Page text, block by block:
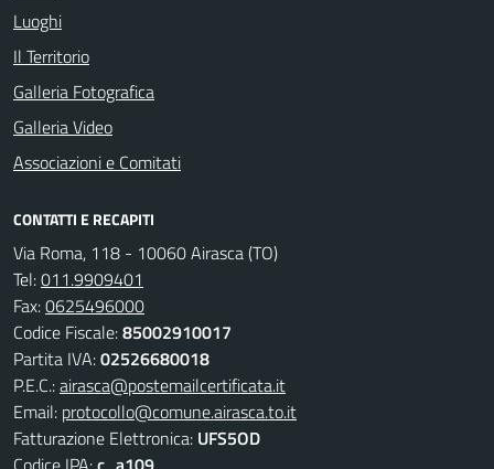
Luoghi
Il Territorio
Galleria Fotografica
Galleria Video
Associazioni e Comitati
CONTATTI E RECAPITI
Via Roma, 118 - 10060 Airasca (TO)
Tel:011.9909401
Fax:0625496000
Codice Fiscale:85002910017
Partita IVA:02526680018
P.E.C.:airasca@postemailcertificata.it
Email: protocollo@comune.airasca.to.it
Fatturazione Elettronica: UFS5OD